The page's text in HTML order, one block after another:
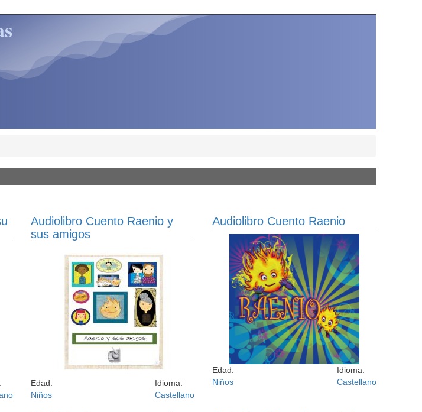
Audiolibro Cuento Raenio y
sus amigos
Edad:
Niños
Idioma:
Castellano
Audiolibro Cuento Raenio
Edad:
Niños
Idioma:
Castellano